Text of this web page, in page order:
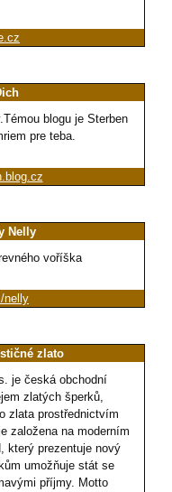
blogu je Sterben
pre teba.
Nelly
voříška
nelly
zlato
je česká obchodní
zlatých šperků,
zlata prostřednictvím
založena na moderním
který prezentuje nový
umožňuje stát se
příjmy. Motto